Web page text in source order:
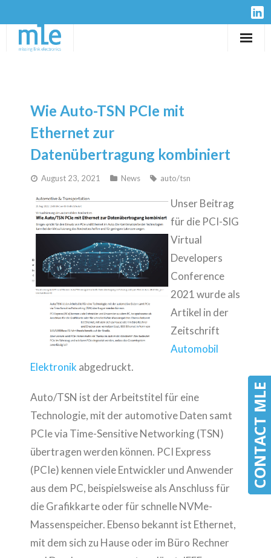
CONTACT MLE
CONTACT MLE
Hardware
Design Services
Company
Wie Auto-TSN PCIe mit
Ethernet zur
Datenübertragung kombiniert
August 23, 2021 News auto/tsn
Unser Beitrag
für die PCI-SIG
Virtual
Developers
Conference
2021 wurde als
Artikel in der
Zeitschrift
Automobil
Elektronik abgedruckt.
Auto/TSN ist der Arbeitstitel für eine
Technologie, mit der automotive Daten samt
PCIe via Time-Sensitive Networking (TSN)
übertragen werden können. PCI Express
(PCIe) kennen viele Entwickler und Anwender
aus dem PC, beispielsweise als Anschluss für
die Grafikkarte oder für schnelle NVMe-
Massenspeicher. Ebenso bekannt ist Ethernet,
mit dem sich zu Hause oder im Büro Rechner